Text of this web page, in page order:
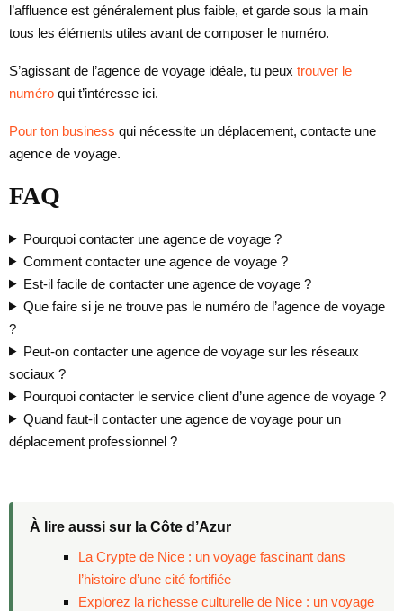
l’affluence est généralement plus faible, et garde sous la main
tous les éléments utiles avant de composer le numéro.
S’agissant de l’agence de voyage idéale, tu peux trouver le
numéro qui t’intéresse ici.
Pour ton business qui nécessite un déplacement, contacte une
agence de voyage.
FAQ
Pourquoi contacter une agence de voyage ?
Comment contacter une agence de voyage ?
Est-il facile de contacter une agence de voyage ?
Que faire si je ne trouve pas le numéro de l’agence de voyage
?
Peut-on contacter une agence de voyage sur les réseaux
sociaux ?
Pourquoi contacter le service client d’une agence de voyage ?
Quand faut-il contacter une agence de voyage pour un
déplacement professionnel ?
À lire aussi sur la Côte d’Azur
La Crypte de Nice : un voyage fascinant dans
l’histoire d’une cité fortifiée
Explorez la richesse culturelle de Nice : un voyage